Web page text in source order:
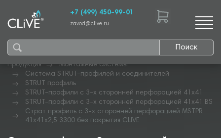
Поиск
+7 (499) 450-99-01
zavod@clive.ru
Продукция
Монтажные системы
Система STRUT-профилей и соединителей
STRUT профиль
STRUT-профили с 3-х сторонней перфорацией 41х41
STRUT-профили с 3-х сторонней перфорацией 41х41 BS
Страт профиль с 3-х сторонней перфорацией MSTPR
41х41х2,5 3300 без покрытия CLIVE